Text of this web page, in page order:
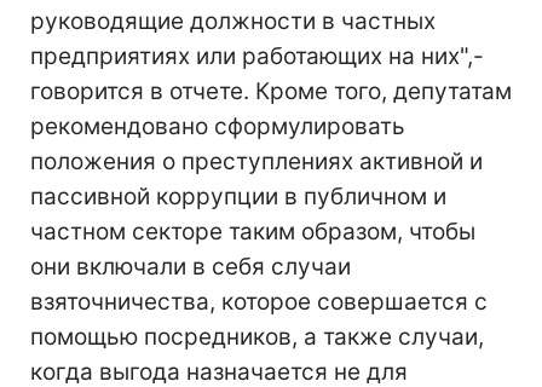
руководящие должности в частных
предприятиях или работающих на них",-
говорится в отчете. Кроме того, депутатам
рекомендовано сформулировать
положения о преступлениях активной и
пассивной коррупции в публичном и
частном секторе таким образом, чтобы
они включали в себя случаи
взяточничества, которое совершается с
помощью посредников, а также случаи,
когда выгода назначается не для